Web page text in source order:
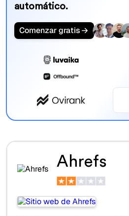
automático.
Comenzar gratis
Ahrefs